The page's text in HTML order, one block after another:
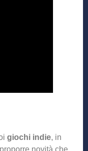
giochi indie, in
novità che